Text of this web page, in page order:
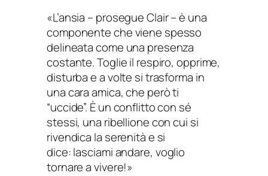
«L’ansia – prosegue Clair – è una
componente che viene spesso
delineata come una presenza
costante. Toglie il respiro, opprime,
disturba e a volte si trasforma in
una cara amica, che però ti
“uccide”. È un conflitto con sé
stessi, una ribellione con cui si
rivendica la serenità e si
dice:lasciami andare, voglio
tornare a vivere!»